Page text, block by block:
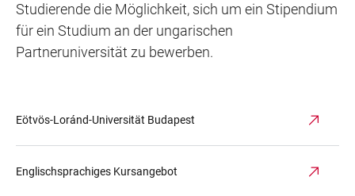
Studierende die Möglichkeit, sich um ein Stipendium
für ein Studium an der ungarischen
Partneruniversität zu bewerben.
Eötvös-Loránd-Universität Budapest
Englischsprachiges Kursangebot